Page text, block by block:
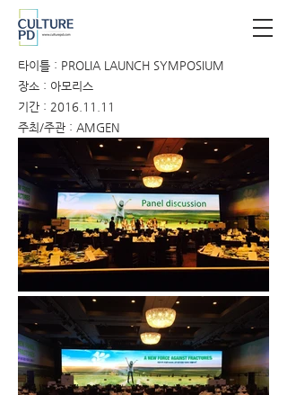
타이틀 : PROLIA LAUNCH SYMPOSIUM
장소 : 아모리스
기간 : 2016.11.11
주최/주관 : AMGEN